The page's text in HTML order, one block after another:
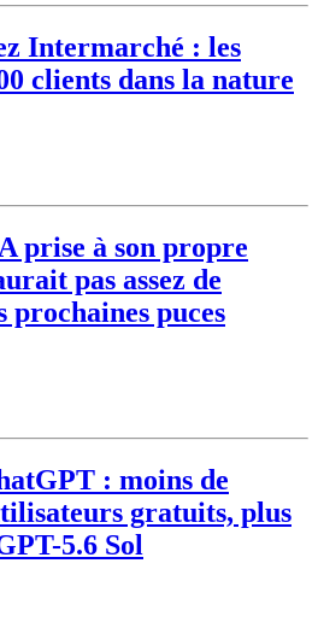
Intermarché : les
clients dans la nature
prise à son propre
pas assez de
prochaines puces
: moins de
gratuits, plus
5.6 Sol